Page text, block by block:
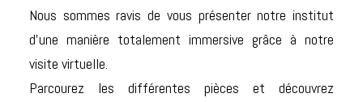
Nous sommes ravis de vous présenter notre institut
d’une manière totalement immersive grâce à notre
visite virtuelle.
Parcourez les différentes pièces et découvrez